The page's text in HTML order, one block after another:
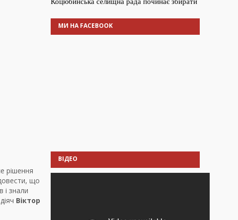
рішення
що
і знали
Віктор
МИ НА FACEBOOK
ВІДЕО